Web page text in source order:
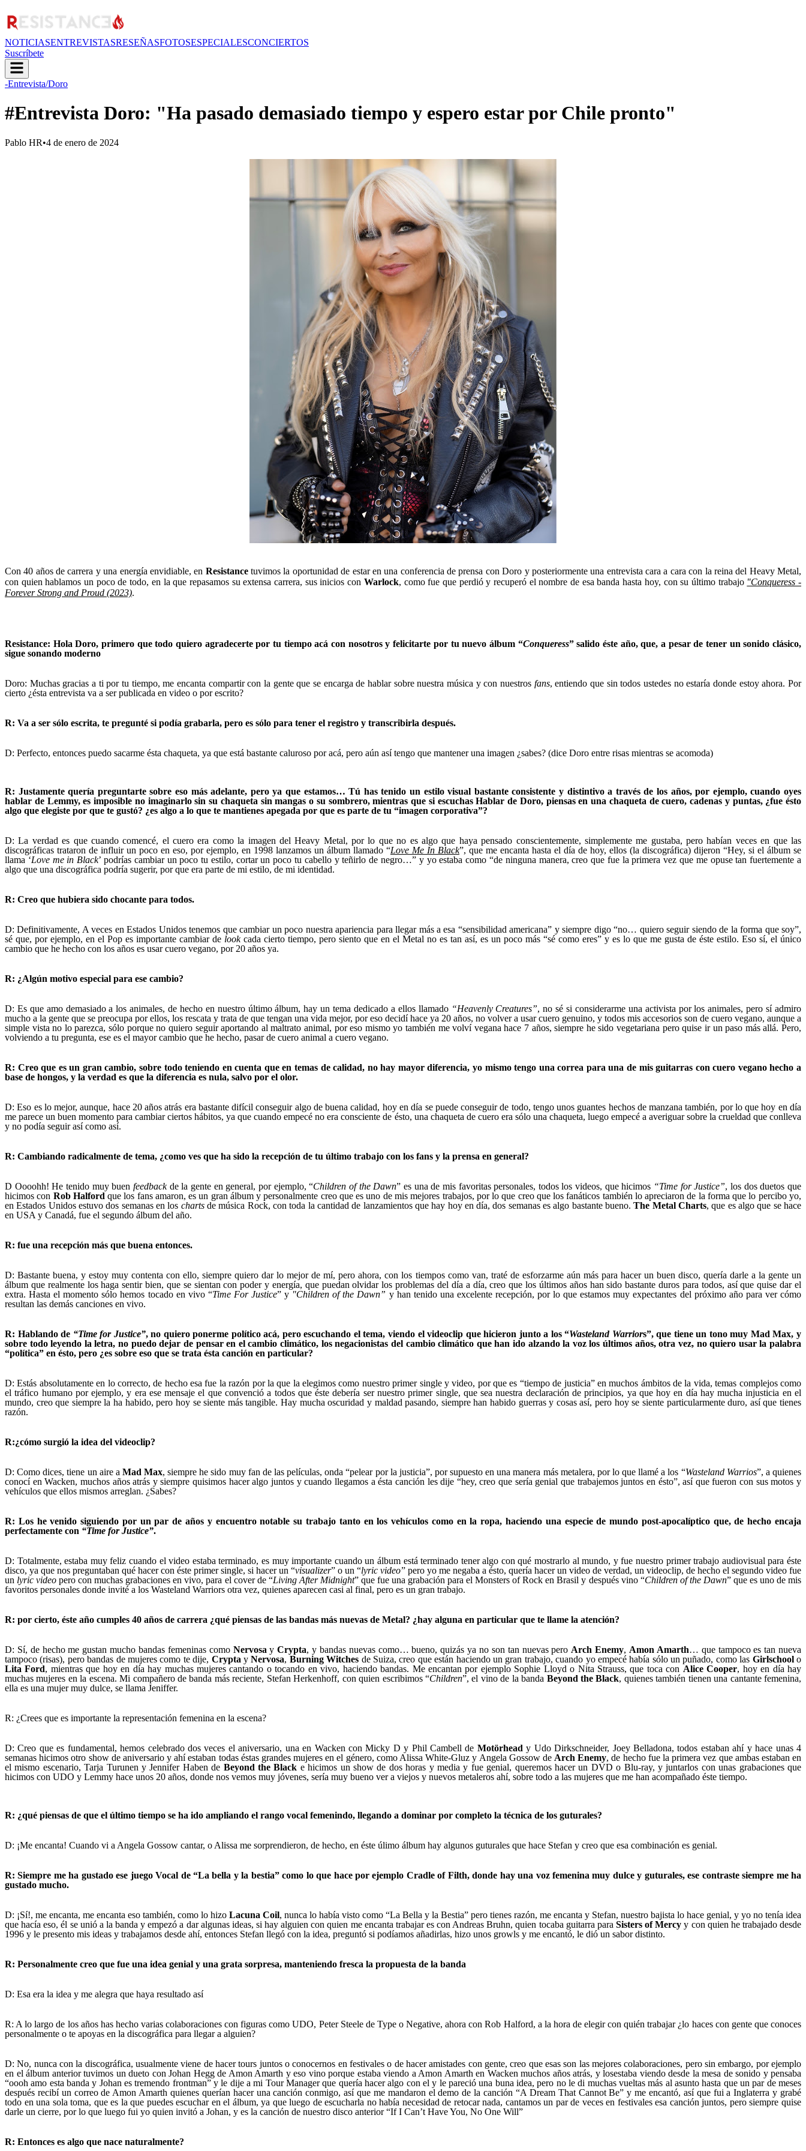
NOTICIASENTREVISTASRESEÑASFOTOSESPECIALESCONCIERTOS
Suscríbete
-Entrevista/Doro
#Entrevista Doro: "Ha pasado demasiado tiempo y espero estar por Chile pronto"
Pablo HR•4 de enero de 2024
Con 40 años de carrera y una energía envidiable, en Resistancetuvimos la oportunidad de estar en una conferencia de prensa con Doro y posteriormente una entrevista cara a cara con la reina del Heavy Metal,
con quien hablamos un poco de todo, en la que repasamos su extensa carrera, sus inicios con Warlock, como fue que perdió y recuperó el nombre de esa banda hasta hoy, con su último trabajo "Conqueress -
Forever Strong and Proud (2023).
Resistance: Hola Doro, primero que todo quiero agradecerte por tu tiempo acá con nosotros y felicitarte por tu nuevo álbum “Conqueress” salido éste año, que, a pesar de tener un sonido clásico,
sigue sonando moderno
Doro: Muchas gracias a ti por tu tiempo, me encanta compartir con la gente que se encarga de hablar sobre nuestra música y con nuestros fans, entiendo que sin todos ustedes no estaría donde estoy ahora. Por
cierto ¿ésta entrevista va a ser publicada en video o por escrito?
R: Va a ser sólo escrita, te pregunté si podía grabarla, pero es sólo para tener el registro y transcribirla después.
D: Perfecto, entonces puedo sacarme ésta chaqueta, ya que está bastante caluroso por acá, pero aún así tengo que mantener una imagen ¿sabes? (dice Doro entre risas mientras se acomoda)
R: Justamente quería preguntarte sobre eso más adelante, pero ya que estamos… Tú has tenido un estilo visual bastante consistente y distintivo a través de los años, por ejemplo, cuando oyes
hablar de Lemmy, es imposible no imaginarlo sin su chaqueta sin mangas o su sombrero, mientras que si escuchas Hablar de Doro, piensas en una chaqueta de cuero, cadenas y puntas, ¿fue ésto
algo que elegiste por que te gustó? ¿es algo a lo que te mantienes apegada por que es parte de tu “imagen corporativa”?
D: La verdad es que cuando comencé, el cuero era como la imagen del Heavy Metal, por lo que no es algo que haya pensado conscientemente, simplemente me gustaba, pero habían veces en que las
discográficas trataron de influir un poco en eso, por ejemplo, en 1998 lanzamos un álbum llamado “Love Me In Black”, que me encanta hasta el día de hoy, ellos (la discográfica) dijeron “Hey, si el álbum se
llama ‘Love me in Black’ podrías cambiar un poco tu estilo, cortar un poco tu cabello y teñirlo de negro…” y yo estaba como “de ninguna manera, creo que fue la primera vez que me opuse tan fuertemente a
algo que una discográfica podría sugerir, por que era parte de mi estilo, de mi identidad.
R: Creo que hubiera sido chocante para todos.
D: Definitivamente, A veces en Estados Unidos tenemos que cambiar un poco nuestra apariencia para llegar más a esa “sensibilidad americana” y siempre digo “no… quiero seguir siendo de la forma que soy”,
sé que, por ejemplo, en el Pop es importante cambiar de look cada cierto tiempo, pero siento que en el Metal no es tan así, es un poco más “sé como eres” y es lo que me gusta de éste estilo. Eso sí, el único
cambio que he hecho con los años es usar cuero vegano, por 20 años ya.
R: ¿Algún motivo especial para ese cambio?
D: Es que amo demasiado a los animales, de hecho en nuestro último álbum, hay un tema dedicado a ellos llamado “Heavenly Creatures”, no sé si considerarme una activista por los animales, pero sí admiro
mucho a la gente que se preocupa por ellos, los rescata y trata de que tengan una vida mejor, por eso decidí hace ya 20 años, no volver a usar cuero genuino, y todos mis accesorios son de cuero vegano, aunque a
simple vista no lo parezca, sólo porque no quiero seguir aportando al maltrato animal, por eso mismo yo también me volví vegana hace 7 años, siempre he sido vegetariana pero quise ir un paso más allá. Pero,
volviendo a tu pregunta, ese es el mayor cambio que he hecho, pasar de cuero animal a cuero vegano.
R: Creo que es un gran cambio, sobre todo teniendo en cuenta que en temas de calidad, no hay mayor diferencia, yo mismo tengo una correa para una de mis guitarras con cuero vegano hecho a
base de hongos, y la verdad es que la diferencia es nula, salvo por el olor.
D: Eso es lo mejor, aunque, hace 20 años atrás era bastante difícil conseguir algo de buena calidad, hoy en día se puede conseguir de todo, tengo unos guantes hechos de manzana también, por lo que hoy en día
me parece un buen momento para cambiar ciertos hábitos, ya que cuando empecé no era consciente de ésto, una chaqueta de cuero era sólo una chaqueta, luego empecé a averiguar sobre la crueldad que conlleva
y no podía seguir así como así.
R: Cambiando radicalmente de tema, ¿como ves que ha sido la recepción de tu último trabajo con los fans y la prensa en general?
D Oooohh! He tenido muy buen feedback de la gente en general, por ejemplo, “Children of the Dawn” es una de mis favoritas personales, todos los videos, que hicimos “Time for Justice”, los dos duetos que
hicimos con Rob Halford que los fans amaron, es un gran álbum y personalmente creo que es uno de mis mejores trabajos, por lo que creo que los fanáticos también lo apreciaron de la forma que lo percibo yo,
en Estados Unidos estuvo dos semanas en los chartsde música Rock, con toda la cantidad de lanzamientos que hay hoy en día, dos semanas es algo bastante bueno.The Metal Charts, que es algo que se hace
en USA y Canadá, fue el segundo álbum del año.
R: fue una recepción más que buena entonces.
D: Bastante buena, y estoy muy contenta con ello, siempre quiero dar lo mejor de mí, pero ahora, con los tiempos como van, traté de esforzarme aún más para hacer un buen disco, quería darle a la gente un
álbum que realmente los haga sentir bien, que se sientan con poder y energía, que puedan olvidar los problemas del día a día, creo que los últimos años han sido bastante duros para todos, así que quise dar el
extra. Hasta el momento sólo hemos tocado en vivo “Time For Justice” y "Children of the Dawn” y han tenido una excelente recepción, por lo que estamos muy expectantes del próximo año para ver cómo
resultan las demás canciones en vivo.
R: Hablando de “Time for Justice”, no quiero ponerme político acá, pero escuchando el tema, viendo el videoclip que hicieron junto a los “Wasteland Warriors”, que tiene un tono muy Mad Max, y
sobre todo leyendo la letra, no puedo dejar de pensar en el cambio climático, los negacionistas del cambio climático que han ido alzando la voz los últimos años, otra vez, no quiero usar la palabra
“política” en ésto, pero ¿es sobre eso que se trata ésta canción en particular?
D: Estás absolutamente en lo correcto, de hecho esa fue la razón por la que la elegimos como nuestro primer single y video, por que es “tiempo de justicia” en muchos ámbitos de la vida, temas complejos como
el tráfico humano por ejemplo, y era ese mensaje el que convenció a todos que éste debería ser nuestro primer single, que sea nuestra declaración de principios, ya que hoy en día hay mucha injusticia en el
mundo, creo que siempre la ha habido, pero hoy se siente más tangible. Hay mucha oscuridad y maldad pasando, siempre han habido guerras y cosas así, pero hoy se siente particularmente duro, así que tienes
razón.
R:¿cómo surgió la idea del videoclip?
D: Como dices, tiene un aire a Mad Max, siempre he sido muy fan de las películas, onda “pelear por la justicia”, por supuesto en una manera más metalera, por lo que llamé a los “Wasteland Warrios”, a quienes
conocí en Wacken, muchos años atrás y siempre quisimos hacer algo juntos y cuando llegamos a ésta canción les dije “hey, creo que sería genial que trabajemos juntos en ésto”, así que fueron con sus motos y
vehículos que ellos mismos arreglan. ¿Sabes?
R: Los he venido siguiendo por un par de años y encuentro notable su trabajo tanto en los vehículos como en la ropa, haciendo una especie de mundo post-apocalíptico que, de hecho encaja
perfectamente con “Time for Justice”.
D: Totalmente, estaba muy feliz cuando el video estaba terminado, es muy importante cuando un álbum está terminado tener algo con qué mostrarlo al mundo, y fue nuestro primer trabajo audiovisual para éste
disco, ya que nos preguntaban qué hacer con éste primer single, si hacer un “visualizer” o un “lyric video” pero yo me negaba a ésto, quería hacer un video de verdad, un videoclip, de hecho el segundo video fue
un lyric video pero con muchas grabaciones en vivo, para el cover de “Living After Midnight” que fue una grabación para el Monsters of Rock en Brasil y después vino “Children of the Dawn” que es uno de mis
favoritos personales donde invité a los Wasteland Warriors otra vez, quienes aparecen casi al final, pero es un gran trabajo.
R: por cierto, éste año cumples 40 años de carrera ¿qué piensas de las bandas más nuevas de Metal? ¿hay alguna en particular que te llame la atención?
D: Sí, de hecho me gustan mucho bandas femeninas como Nervosa yCrypta, y bandas nuevas como… bueno, quizás ya no son tan nuevas pero Arch Enemy, Amon Amarth… que tampoco es tan nueva
tampoco (risas), pero bandas de mujeres como te dije, Crypta yNervosa, Burning Witches de Suiza, creo que están haciendo un gran trabajo, cuando yo empecé había sólo un puñado, como las Girlschoolo
Lita Ford, mientras que hoy en día hay muchas mujeres cantando o tocando en vivo, haciendo bandas. Me encantan por ejemplo Sophie Lloyd o Nita Strauss, que toca con Alice Cooper, hoy en día hay
muchas mujeres en la escena. Mi compañero de banda más reciente, Stefan Herkenhoff, con quien escribimos “Children”, el vino de la banda Beyond the Black, quienes también tienen una cantante femenina,
ella es una mujer muy dulce, se llama Jeniffer.
R: ¿Crees que es importante la representación femenina en la escena?
D: Creo que es fundamental, hemos celebrado dos veces el aniversario, una en Wacken con Micky D y Phil Cambell de Motörhead y Udo Dirkschneider, Joey Belladona, todos estaban ahí y hace unas 4
semanas hicimos otro show de aniversario y ahí estaban todas éstas grandes mujeres en el género, como Alissa White-Gluzy Angela Gossow de Arch Enemy, de hecho fue la primera vez que ambas estaban en
el mismo escenario, Tarja Turunen y Jennifer Haben de Beyond the Black e hicimos un show de dos horas y media y fue genial, queremos hacer un DVD o Blu-ray, y juntarlos con unas grabaciones que
hicimos con UDO y Lemmy hace unos 20 años, donde nos vemos muy jóvenes, sería muy bueno ver a viejos y nuevos metaleros ahí, sobre todo a las mujeres que me han acompañado éste tiempo.
R: ¿qué piensas de que el último tiempo se ha ido ampliando el rango vocal femenindo, llegando a dominar por completo la técnica de los guturales?
D: ¡Me encanta! Cuando vi a Angela Gossow cantar, o Alissa me sorprendieron, de hecho, en éste úlimo álbum hay algunos guturales que hace Stefan y creo que esa combinación es genial.
R: Siempre me ha gustado ese juego Vocal de “La bella y la bestia” como lo que hace por ejemplo Cradle of Filth, donde hay una voz femenina muy dulce y guturales, ese contraste siempre me ha
gustado mucho.
D: ¡Sí!, me encanta, me encanta eso también, como lo hizo Lacuna Coil, nunca lo había visto como “La Bella y la Bestia” pero tienes razón, me encanta y Stefan, nuestro bajista lo hace genial, y yo no tenía idea
que hacía eso, él se unió a la banda y empezó a dar algunas ideas, si hay alguien con quien me encanta trabajar es con Andreas Bruhn, quien tocaba guitarra para Sisters of Mercy y con quien he trabajado desde
1996 y le presento mis ideas y trabajamos desde ahí, entonces Stefan llegó con la idea, preguntó si podíamos añadirlas, hizo unos growls y me encantó, le dió un sabor distinto.
R: Personalmente creo que fue una idea genial y una grata sorpresa, manteniendo fresca la propuesta de la banda
D: Esa era la idea y me alegra que haya resultado así
R: A lo largo de los años has hecho varias colaboraciones con figuras como UDO, Peter Steele de Type o Negative, ahora con Rob Halford, a la hora de elegir con quién trabajar ¿lo haces con gente que conoces
personalmente o te apoyas en la discográfica para llegar a alguien?
D: No, nunca con la discográfica, usualmente viene de hacer tours juntos o conocernos en festivales o de hacer amistades con gente, creo que esas son las mejores colaboraciones, pero sin embargo, por ejemplo
en el álbum anterior tuvimos un dueto con Johan Hegg de Amon Amarth y eso vino porque estaba viendo a Amon Amarth en Wacken muchos años atrás, y losestaba viendo desde la mesa de sonido y pensaba
“oooh amo esta banda y Johan es tremendo frontman” y le dije a mi Tour Manager que quería hacer algo con el y le pareció una buna idea, pero no le di muchas vueltas más al asunto hasta que un par de meses
después recibí un correo de Amon Amarth quienes querían hacer una canción conmigo, así que me mandaron el demo de la canción “A Dream That Cannot Be” y me encantó, así que fui a Inglaterra y grabé
todo en una sola toma, que es la que puedes escuchar en el álbum, ya que luego de escucharla no había necesidad de retocar nada, cantamos un par de veces en festivales esa canción juntos, pero siempre quise
darle un cierre, por lo que luego fui yo quien invitó a Johan, y es la canción de nuestro disco anterior “If I Can’t Have You, No One Will”
R: Entonces es algo que nace naturalmente?